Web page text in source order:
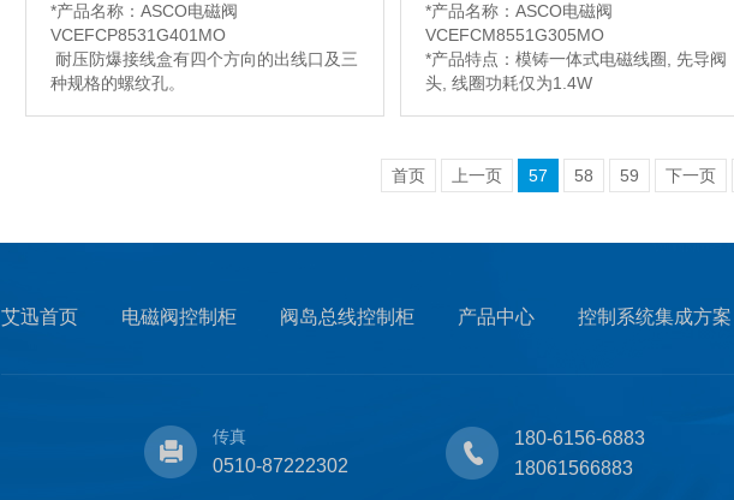
*产品名称：ASCO电磁阀
VCEFCP8531G401MO
耐压防爆接线盒有四个方向的出线口及三
种规格的螺纹孔。
*产品名称：ASCO电磁阀
VCEFCM8551G305MO
*产品特点：模铸一体式电磁线圈, 先导阀
头, 线圈功耗仅为1.4W
【详情】
首页 上一页 57 58 59 下一页
艾迅首页 电磁阀控制柜 阀岛总线控制柜 产品中心 控制系统集成方案
传真
0510-87222302
180-6156-6883
18061566883